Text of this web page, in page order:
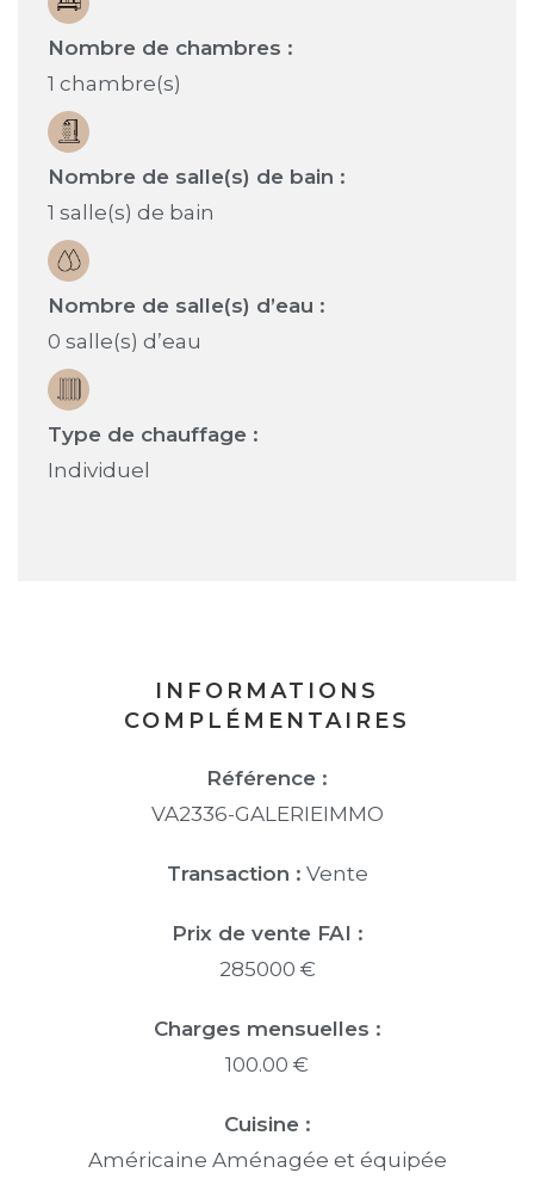
Nombre de chambres :
1 chambre(s)
Nombre de salle(s) de bain :
1 salle(s) de bain
Nombre de salle(s) d’eau :
0 salle(s) d’eau
Type de chauffage :
Individuel
INFORMATIONS
COMPLÉMENTAIRES
Référence :
VA2336-GALERIEIMMO
Transaction : Vente
Prix de vente FAI :
285000 €
Charges mensuelles :
100.00 €
Cuisine :
Américaine Aménagée et équipée